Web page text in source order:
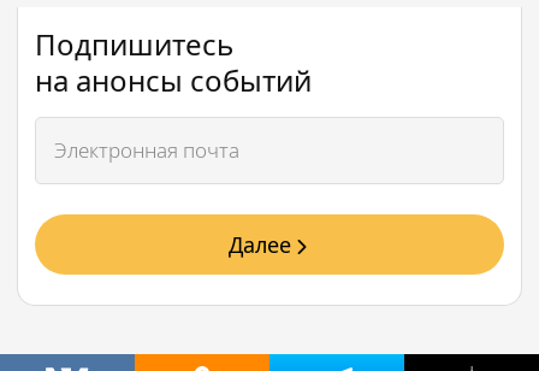
Подпишитесь
на анонсы событий
Далее